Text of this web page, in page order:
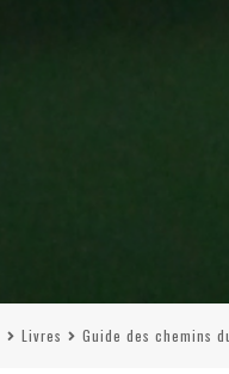
Livres Guide des chemins